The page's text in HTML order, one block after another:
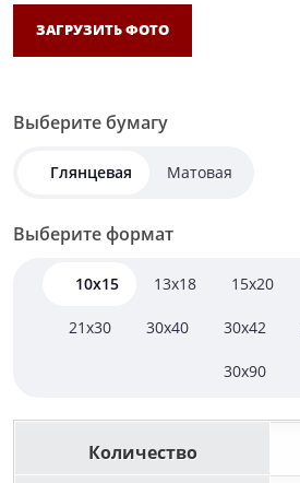
ЗАГРУЗИТЬ ФОТО
Выберите бумагу
Глянцевая Матовая
Выберите формат
10x15 13x18 15x20
21x30 30x40 30x42
30x90
Количество